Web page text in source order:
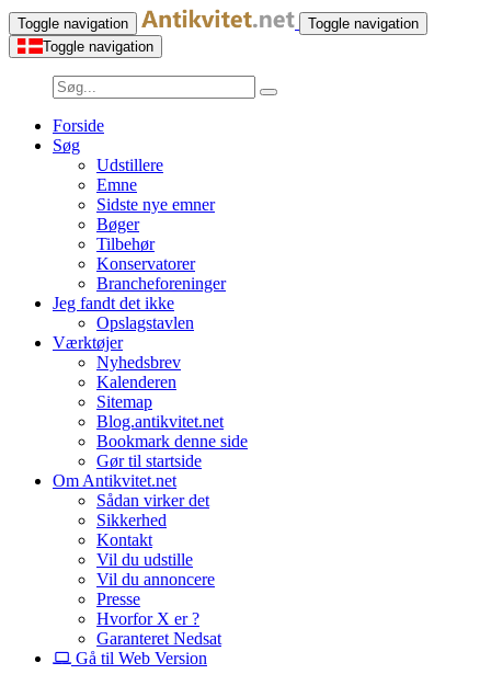
Toggle navigation
Toggle navigation
Toggle navigation
Forside
Søg
Udstillere
Emne
Sidste nye emner
Bøger
Tilbehør
Konservatorer
Brancheforeninger
Jeg fandt det ikke
Opslagstavlen
Værktøjer
Nyhedsbrev
Kalenderen
Sitemap
Blog.antikvitet.net
Bookmark denne side
Gør til startside
Om Antikvitet.net
Sådan virker det
Sikkerhed
Kontakt
Vil du udstille
Vil du annoncere
Presse
Hvorfor X er ?
Garanteret Nedsat
Gå til Web Version